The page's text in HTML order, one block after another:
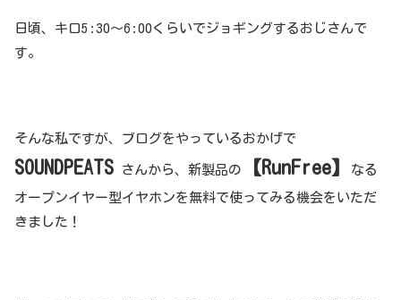
日頃、キロ5:30〜6:00くらいでジョギングするおじさんで
す。
そんな私ですが、ブログをやっているおかげで
SOUNDPEATS さんから、新製品の 【RunFree】 なる
オープンイヤー型イヤホンを無料で使ってみる機会をいただ
きました！